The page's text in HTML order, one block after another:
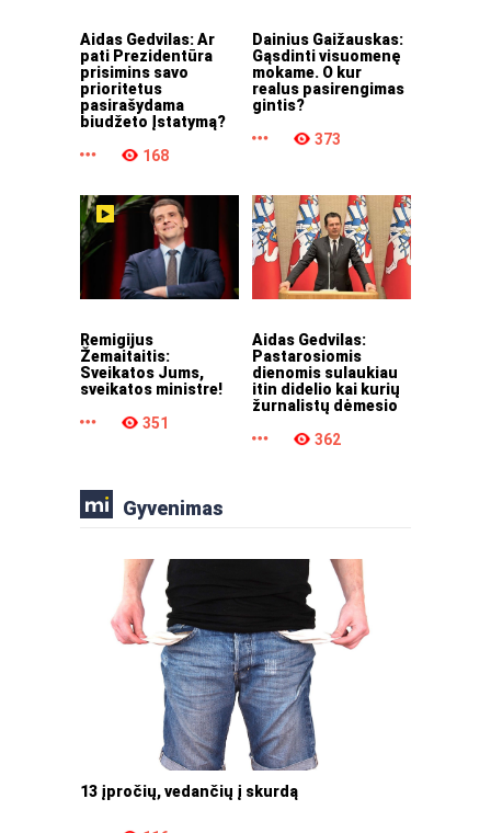
Aidas Gedvilas: Ar
pati Prezidentūra
prisimins savo
prioritetus
pasirašydama
biudžeto Įstatymą?
168
Dainius Gaižauskas:
Gąsdinti visuomenę
mokame. O kur
realus pasirengimas
gintis?
373
Remigijus
Žemaitaitis:
Sveikatos Jums,
sveikatos ministre!
351
Aidas Gedvilas:
Pastarosiomis
dienomis sulaukiau
itin didelio kai kurių
žurnalistų dėmesio
362
Gyvenimas
13 įpročių, vedančių į skurdą